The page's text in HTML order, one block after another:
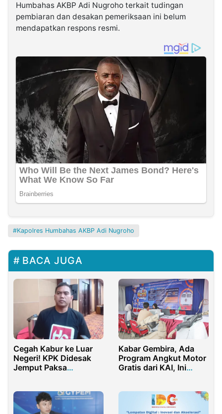
Humbahas AKBP Adi Nugroho terkait tudingan
pembiaran dan desakan pemeriksaan ini belum
mendapatkan respons resmi.
Kapolres Humbahas AKBP Adi Nugroho
BACA JUGA
Cegah Kabur ke Luar
Negeri! KPK Didesak
Jemput Paksa
Kabar Gembira, Ada
Program Angkut Motor
Gratis dari KAI, Ini